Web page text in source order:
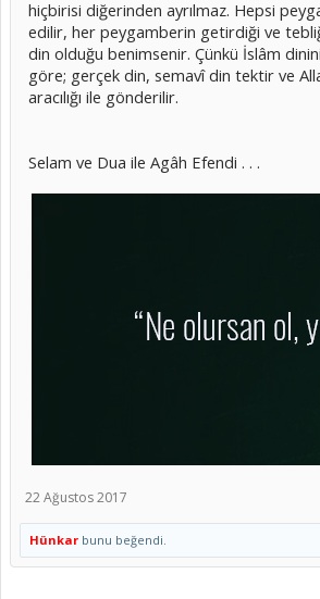
hiçbirisi diğerinden ayrılmaz. Hepsi
edilir, her peygamberin getirdiği ve
din olduğu benimsenir. Çünkü İslâm
göre; gerçek din, semavî din tektir ve
aracılığı ile gönderilir.
Selam ve Dua ile Agâh Efendi . . .
22 Ağustos 2017
Hünkar bunu beğendi.